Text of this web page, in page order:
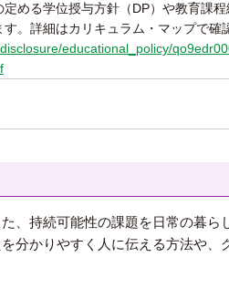
める学位授与方針（DP）や教育課
。詳細はカリキュラム・マップで確
educational_policy/
、持続可能性の課題を日常の暮ら
分かりやすく人に伝える方法や、